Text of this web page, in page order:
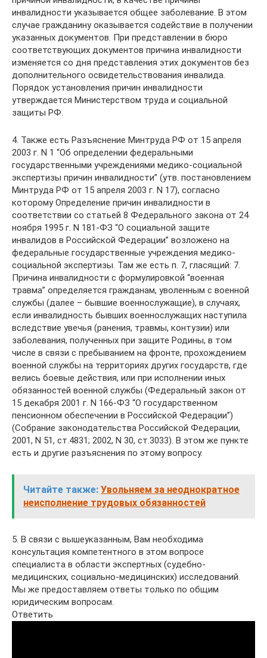
инвалидности указывается общее заболевание. В этом
случае гражданину оказывается содействие в получении
указанных документов. При представлении в бюро
соответствующих документов причина инвалидности
изменяется со дня представления этих документов без
дополнительного освидетельствования инвалида.
Порядок установления причин инвалидности
утверждается Министерством труда и социальной
защиты РФ.
4. Также есть Разъяснение Минтруда РФ от 15 апреля
2003 г. N 1 “Об определении федеральными
государственными учреждениями медико-социальной
экспертизы причин инвалидности” (утв. постановлением
Минтруда РФ от 15 апреля 2003 г. N 17), согласно
которому Определение причин инвалидности в
соответствии со статьей 8 Федерального закона от 24
ноября 1995 г. N 181-ФЗ “О социальной защите
инвалидов в Российской Федерации” возложено на
федеральные государственные учреждения медико-
социальной экспертизы. Там же есть п. 7, гласящий: 7.
Причина инвалидности с формулировкой “военная
травма” определяется гражданам, уволенным с военной
службы (далее – бывшие военнослужащие), в случаях,
если инвалидность бывших военнослужащих наступила
вследствие увечья (ранения, травмы, контузии) или
заболевания, полученных при защите Родины, в том
числе в связи с пребыванием на фронте, прохождением
военной службы на территориях других государств, где
велись боевые действия, или при исполнении иных
обязанностей военной службы (Федеральный закон от
15 декабря 2001 г. N 166-ФЗ “О государственном
пенсионном обеспечении в Российской Федерации”)
(Собрание законодательства Российской Федерации,
2001, N 51, ст.4831; 2002, N 30, ст.3033). В этом же пункте
есть и другие разъяснения по этому вопросу.
Читайте также: Увольняем за неоднократное
неисполнение трудовых обязанностей
5. В связи с вышеуказанным, Вам необходима
консультация компетентного в этом вопросе
специалиста в области экспертных (судебно-
медицинских, социально-медицинских) исследований.
Мы же предоставляем ответы только по общим
юридическим вопросам.
Ответить